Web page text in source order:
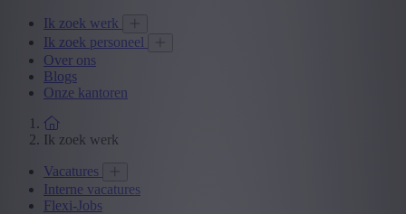
Ik zoek werk
Ik zoek personeel
Over ons
Blogs
Onze kantoren
Ik zoek werk
Vacatures
Interne vacatures
Flexi-Jobs